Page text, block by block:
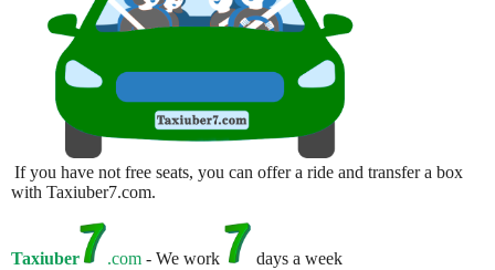
If you have not free seats, you can offer a ride and transfer a box
with Taxiuber7.com.
Taxiuber .com - We work days a week